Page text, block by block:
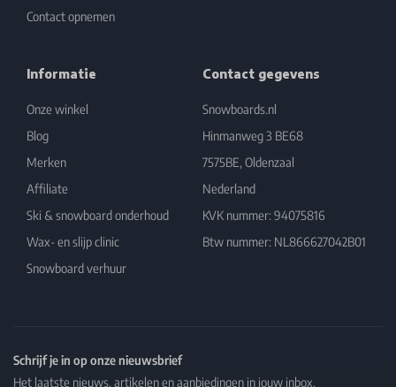
Contact opnemen
Informatie
Onze winkel
Blog
Merken
Affiliate
Ski & snowboard onderhoud
Wax- en slijp clinic
Snowboard verhuur
Contact gegevens
Snowboards.nl
Hinmanweg 3 BE68
7575BE, Oldenzaal
Nederland
KVK nummer: 94075816
Btw nummer: NL866627042B01
Schrijf je in op onze nieuwsbrief
Het laatste nieuws, artikelen en aanbiedingen in jouw inbox.